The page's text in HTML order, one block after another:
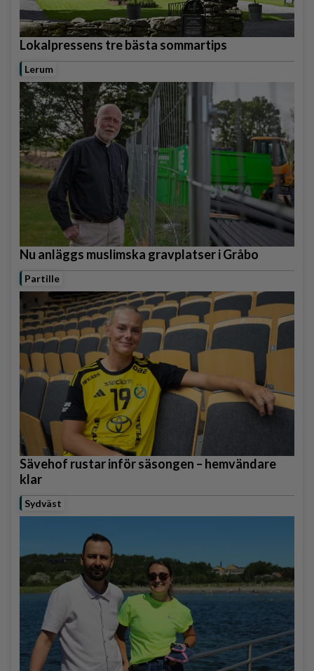
Lokalpressens tre bästa sommartips
Lerum
Nu anläggs muslimska gravplatser i Gråbo
Partille
Sävehof rustar inför säsongen – hemvändare
klar
Sydväst